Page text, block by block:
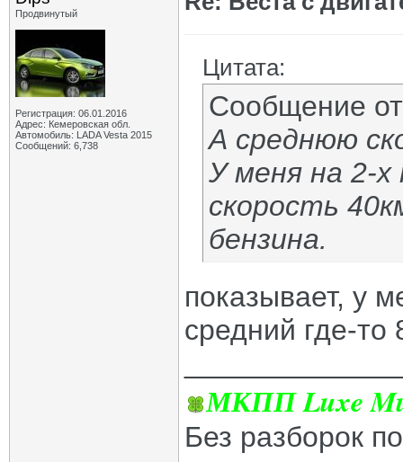
Продвинутый
Регистрация: 06.01.2016
Адрес: Кемеровская обл.
Автомобиль: LADA Vesta 2015
Сообщений: 6,738
Цитата:
Сообщение
А среднюю
У меня на 2-
скорость
бензина.
показывает, у
средний где-
МКПП Luxe
Без разборок